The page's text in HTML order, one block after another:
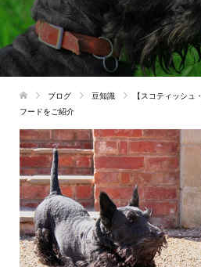
ブログ 豆知識
【スコティッシ
フードをご紹介